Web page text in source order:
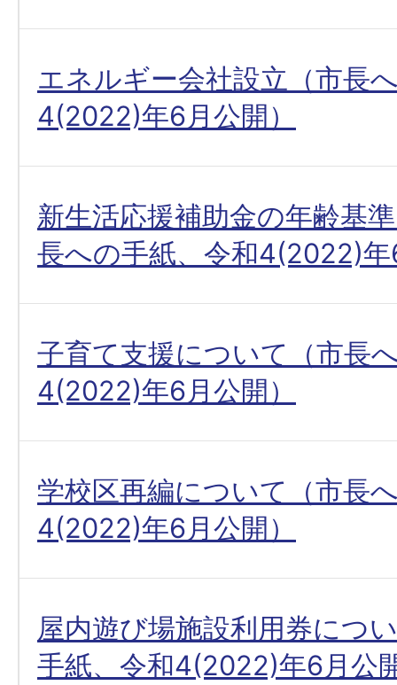
エネルギー会社設立（市長
4(2022)年6月公開）
新生活応援補助金の年齢基
長への手紙、令和4(2022)
子育て支援について（市長
4(2022)年6月公開）
学校区再編について（市長
4(2022)年6月公開）
屋内遊び場施設利用券につ
手紙、令和4(2022)年6月公